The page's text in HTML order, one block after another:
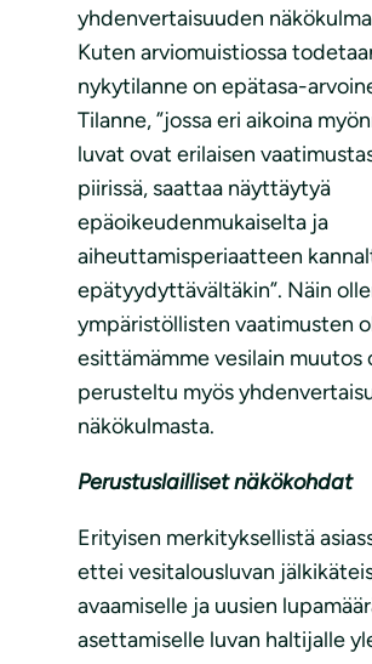
yhdenvertaisuuden
Kuten arviomuistiossa
nykytilanne on epätasa-
Tilanne, ”jossa eri aikoina
luvat ovat erilaisen
piirissä, saattaa näyttäytyä
epäoikeudenmukaiselta ja
aiheuttamisperiaatteen
epätyydyttävältäkin”. Näin
ympäristöllisten vaatimusten
esittämämme vesilain muutos
perusteltu myös
näkökulmasta.
Perustuslailliset näkökohdat
Erityisen merkityksellistä
ettei vesitalousluvan
avaamiselle ja uusien
asettamiselle luvan haltijalle